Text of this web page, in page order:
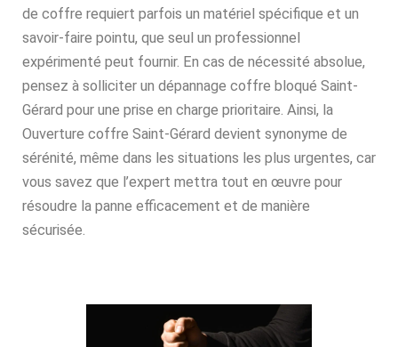
de coffre requiert parfois un matériel spécifique et un
savoir-faire pointu, que seul un professionnel
expérimenté peut fournir. En cas de nécessité absolue,
pensez à solliciter un dépannage coffre bloqué Saint-
Gérard pour une prise en charge prioritaire. Ainsi, la
Ouverture coffre Saint-Gérard devient synonyme de
sérénité, même dans les situations les plus urgentes, car
vous savez que l’expert mettra tout en œuvre pour
résoudre la panne efficacement et de manière
sécurisée.